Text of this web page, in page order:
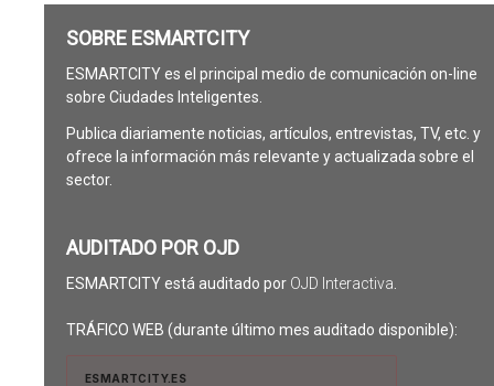
SOBRE ESMARTCITY
ESMARTCITY es el principal medio de comunicación on-line
sobre Ciudades Inteligentes.
Publica diariamente noticias, artículos, entrevistas, TV, etc. y
ofrece la información más relevante y actualizada sobre el
sector.
AUDITADO POR OJD
ESMARTCITY está auditado por OJD Interactiva
TRÁFICO WEB (durante último mes auditado disponible):